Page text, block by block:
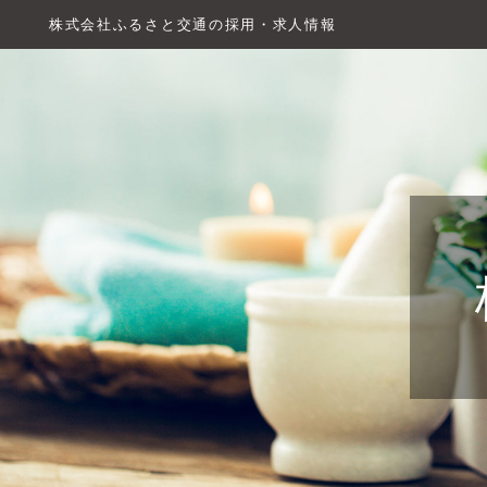
株式会社ふるさと交通の採用・求人情報